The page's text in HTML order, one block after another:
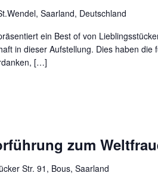
Saarland, Deutschland
ein Best of von
in dieser Aufstellung. Dies haben die
[…]
zum
Str. 91, Bous, Saarland